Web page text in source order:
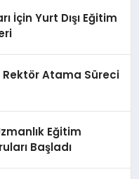
İçin Yurt Dışı Eğitim
Rektör Atama Süreci
Eğitim
Başladı